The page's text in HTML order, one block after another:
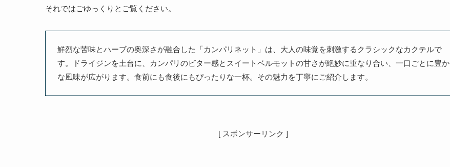
それではごゆっくりとご覧ください。
鮮烈な苦味とハーブの奥深さが融合した「カンパリネット」は、大人の味覚を刺激するクラシックなカクテルで
す。ドライジンを土台に、カンパリのビター感とスイートベルモットの甘さが絶妙に重なり合い、一口ごとに豊か
な風味が広がります。食前にも食後にもぴったりな一杯。その魅力を丁寧にご紹介します。
[ スポンサーリンク ]